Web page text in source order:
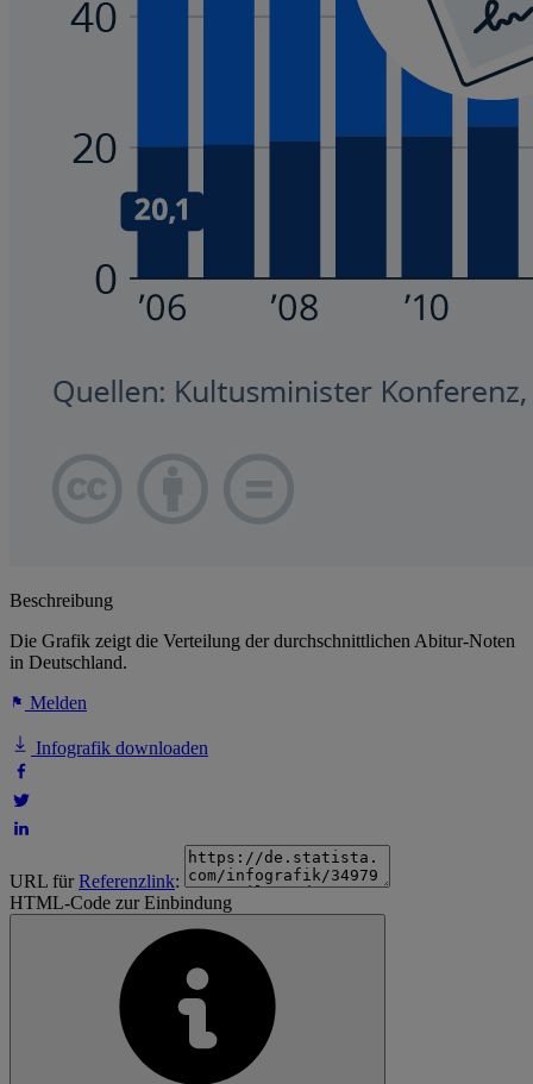
Beschreibung
Die Grafik zeigt die Verteilung der durchschnittlichen Abitur-Noten
in Deutschland.
Melden
Infografik downloaden
URL fürReferenzlink:
HTML-Code zur Einbindung